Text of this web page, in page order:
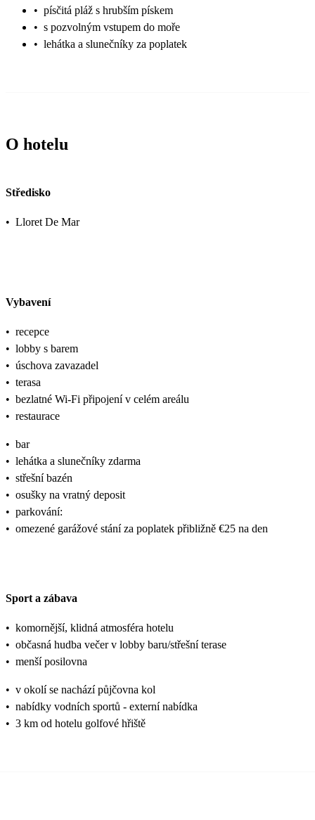
• písčitá pláž s hrubším pískem
• s pozvolným vstupem do moře
• lehátka a slunečníky za poplatek
O hotelu
Středisko
• Lloret De Mar
Vybavení
• recepce
• lobby s barem
• úschova zavazadel
• terasa
• bezlatné Wi-Fi připojení v celém areálu
• restaurace
• bar
• lehátka a slunečníky zdarma
• střešní bazén
• osušky na vratný deposit
• parkování:
• omezené garážové stání za poplatek přibližně €25 na den
Sport a zábava
• komornější, klidná atmosféra hotelu
• občasná hudba večer v lobby baru/střešní terase
• menší posilovna
• v okolí se nachází půjčovna kol
• nabídky vodních sportů - externí nabídka
• 3 km od hotelu golfové hřiště